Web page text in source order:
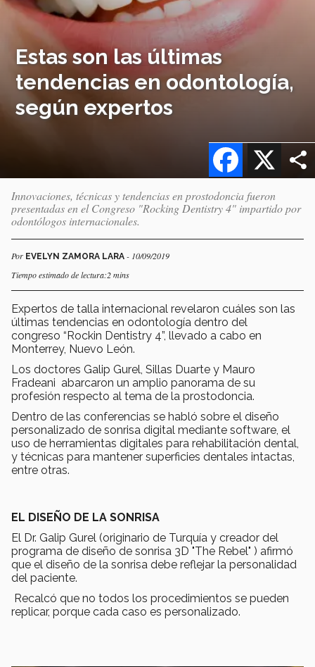
Estas son las últimas
tendencias en odontología,
según expertos
X
Facebook
Innovaciones, técnicas y tendencias en prostodoncia fueron
presentadas en el Congreso "Rocking Dentistry 4" impartido por
odontólogos internacionales.
Por EVELYN ZAMORA LARA - 10/09/2019
Tiempo estimado de lectura:2 mins
Expertos de talla internacional revelaron cuáles son las
últimas tendencias en odontología dentro del
congreso “Rockin Dentistry 4”, llevado a cabo en
Monterrey, Nuevo León.
Los doctores Galip Gurel, Sillas Duarte y Mauro
Fradeani abarcaron un amplio panorama de su
profesión respecto al tema de la prostodoncia.
Dentro de las conferencias se habló sobre el diseño
personalizado de sonrisa digital mediante software, el
uso de herramientas digitales para rehabilitación dental,
y técnicas para mantener superficies dentales intactas,
entre otras.
EL DISEÑO DE LA SONRISA
El Dr. Galip Gurel (originario de Turquía y creador del
programa de diseño de sonrisa 3D "The Rebel" ) afirmó
que el diseño de la sonrisa debe reflejar la personalidad
del paciente.
Recalcó que no todos los procedimientos se pueden
replicar, porque cada caso es personalizado.